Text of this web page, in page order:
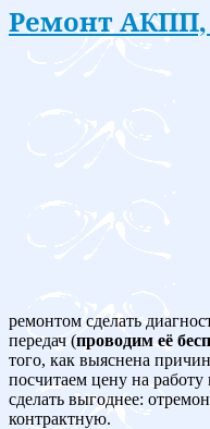
Ремонт
ремонтом сделать
передач (проводим её
того, как выяснена
посчитаем цену на
сделать выгоднее:
контрактную.